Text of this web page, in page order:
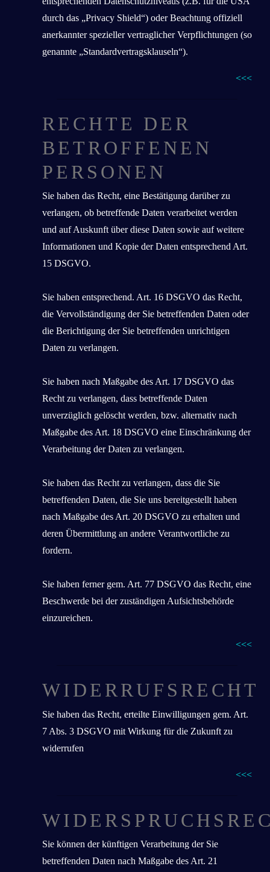
durch das „Privacy Shield“) oder Beachtung offiziell
anerkannter spezieller vertraglicher Verpflichtungen (so
genannte „Standardvertragsklauseln“).
<<<
RECHTE DER
BETROFFENEN
PERSONEN
Sie haben das Recht, eine Bestätigung darüber zu
verlangen, ob betreffende Daten verarbeitet werden
und auf Auskunft über diese Daten sowie auf weitere
Informationen und Kopie der Daten entsprechend Art.
15 DSGVO.
Sie haben entsprechend. Art. 16 DSGVO das Recht,
die Vervollständigung der Sie betreffenden Daten oder
die Berichtigung der Sie betreffenden unrichtigen
Daten zu verlangen.
Sie haben nach Maßgabe des Art. 17 DSGVO das
Recht zu verlangen, dass betreffende Daten
unverzüglich gelöscht werden, bzw. alternativ nach
Maßgabe des Art. 18 DSGVO eine Einschränkung der
Verarbeitung der Daten zu verlangen.
Sie haben das Recht zu verlangen, dass die Sie
betreffenden Daten, die Sie uns bereitgestellt haben
nach Maßgabe des Art. 20 DSGVO zu erhalten und
deren Übermittlung an andere Verantwortliche zu
fordern.
Sie haben ferner gem. Art. 77 DSGVO das Recht, eine
Beschwerde bei der zuständigen Aufsichtsbehörde
einzureichen.
<<<
WIDERRUFSRECHT
Sie haben das Recht, erteilte Einwilligungen gem. Art.
7 Abs. 3 DSGVO mit Wirkung für die Zukunft zu
widerrufen
<<<
Sie können der künftigen Verarbeitung der Sie
betreffenden Daten nach Maßgabe des Art. 21